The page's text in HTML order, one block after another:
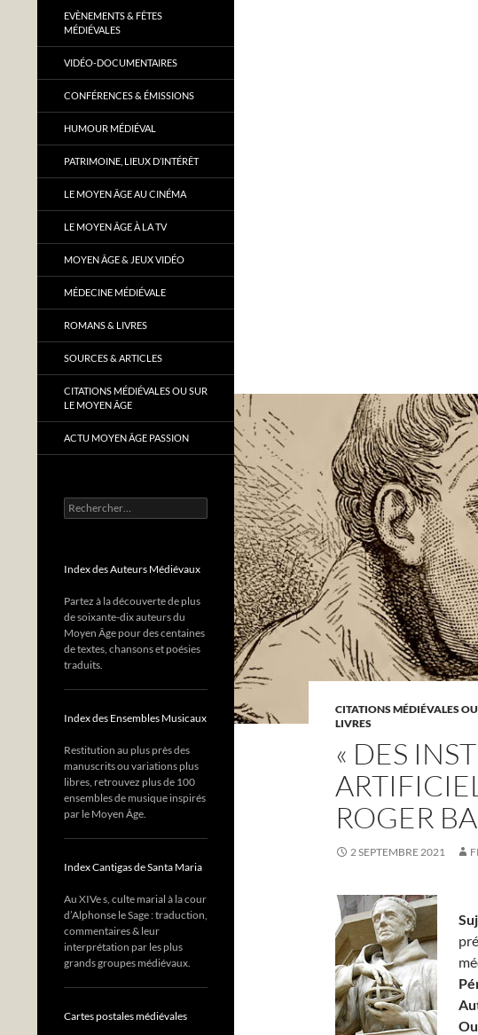
CITATIONS MÉDIÉVALES
LIVRES
« DES
ROGER
2 SEPTEMBRE 2021
EVÈNEMENTS & FÊTES
MÉDIÉVALES
VIDÉO-DOCUMENTAIRES
CONFÉRENCES & ÉMISSIONS
HUMOUR MÉDIÉVAL
PATRIMOINE, LIEUX D’INTÉRÊT
LE MOYEN ÂGE AU CINÉMA
LE MOYEN ÂGE À LA TV
MOYEN ÂGE & JEUX VIDÉO
MÉDECINE MÉDIÉVALE
ROMANS & LIVRES
SOURCES & ARTICLES
CITATIONS MÉDIÉVALES OU SUR
LE MOYEN ÂGE
ACTU MOYEN ÂGE PASSION
Rechercher :
Index des Auteurs Médiévaux
Partez à la découverte de plus
de soixante-dix auteurs du
Moyen Âge pour des centaines
de textes, chansons et poésies
traduits.
Index des Ensembles Musicaux
Restitution au plus près des
manuscrits ou variations plus
libres, retrouvez plus de 100
ensembles de musique inspirés
par le Moyen Âge.
Index Cantigas de Santa Maria
Au XIVe s, culte marial à la cour
d’Alphonse le Sage : traduction,
commentaires & leur
interprétation par les plus
grands groupes médiévaux.
Cartes postales médiévales